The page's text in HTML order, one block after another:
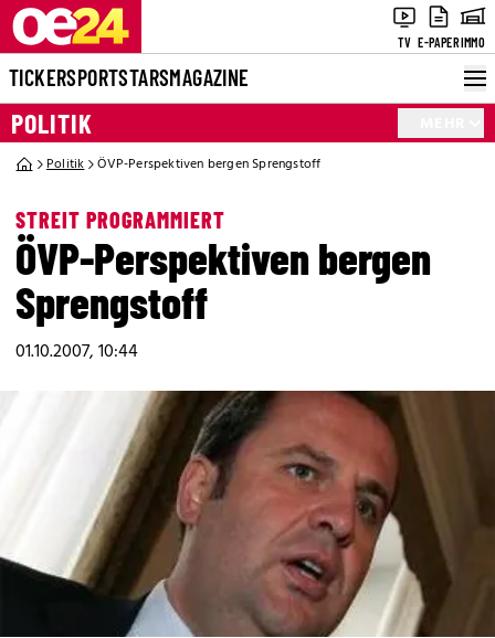
TV E-PAPERIMMO
TICKERSPORTSTARSMAGAZINE
POLITIK
Politik ÖVP-Perspektiven bergen Sprengstoff
STREIT PROGRAMMIERT
ÖVP-Perspektiven bergen
Sprengstoff
01.10.2007, 10:44